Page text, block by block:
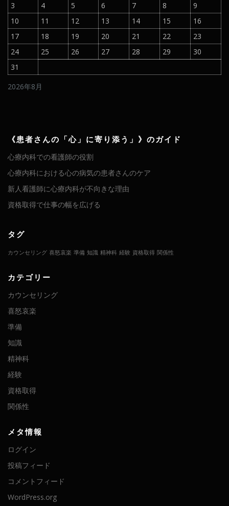
2026年8月
3
4 5 6 7 8
9
10
11 12 13 14 15
16
17
18 19 20 21 22
23
24
25 26 27 28 29
30
31
《患者さんの「心」に寄り添う」》のガイド
心療内科での看護師の役割
心療内科における心の病気の患者さんのケア
新人看護師に心療内科が不向きな理由
資格取得で仕事の幅を広げる
タグ
カウンセリング 喜怒哀楽 準備 知識 精神科 経験 資格取得 関係性
カテゴリー
カウンセリング
喜怒哀楽
準備
知識
精神科
経験
資格取得
関係性
メタ情報
ログイン
投稿フィード
コメントフィード
WordPress.org